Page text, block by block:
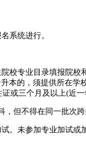
系统进行。
校专业目录填报院校
本的，须提供所在
或三个月及以上(近一
但不得在同一批次跨
。未参加专业加试